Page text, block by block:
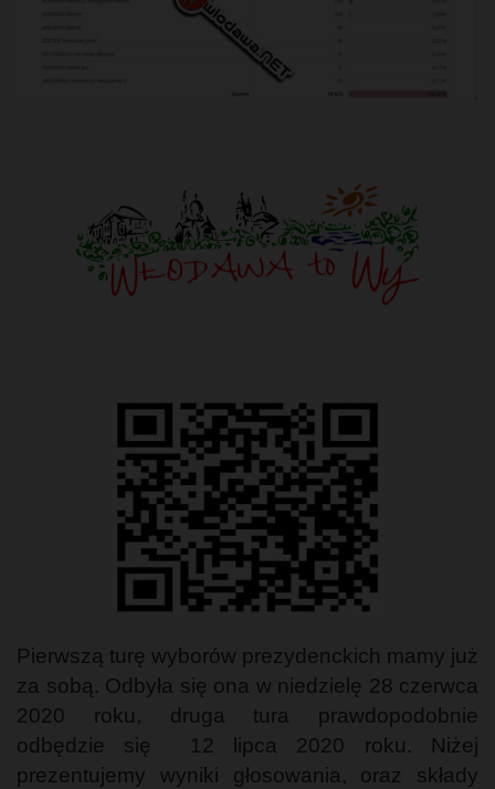
Pierwszą turę wyborów prezydenckich mamy już
za sobą. Odbyła się ona w niedzielę 28 czerwca
2020 roku, druga tura prawdopodobnie
odbędzie się 12 lipca 2020 roku. Niżej
prezentujemy wyniki głosowania, oraz składy